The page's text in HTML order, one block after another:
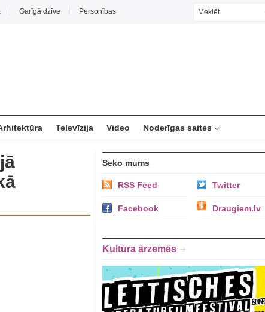
Garīgā dzīve Personības
Televīzija Video Noderīgas saites
Seko mums
RSS Feed Twitter
Facebook Draugiem.lv
Kultūra ārzemēs